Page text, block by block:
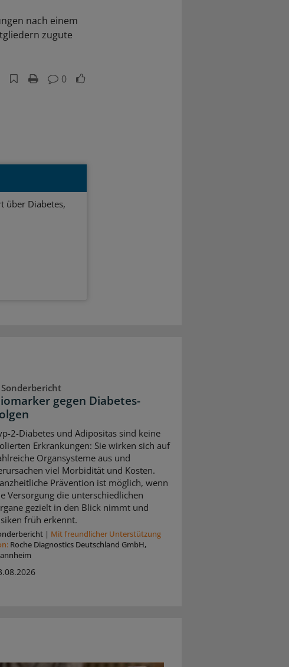
nach einem
zugute
0
über Diabetes,
Sonderbericht
gegen Diabetes-
2-Diabetes und Adipositas sind keine
Erkrankungen: Sie wirken sich auf
Organsysteme aus und
viel Morbidität und Kosten.
Prävention ist möglich, wenn
Versorgung die unterschiedlichen
gezielt in den Blick nimmt und
früh erkennt.
| Mit freundlicher Unterstützung
Roche Diagnostics Deutschland GmbH,